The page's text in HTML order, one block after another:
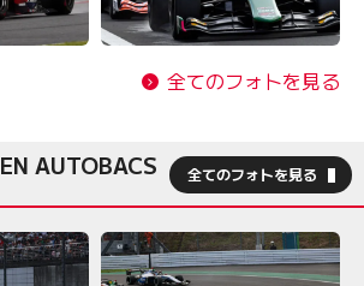
全てのフォトを見る
AUTOBACS 全てのフォトを見る